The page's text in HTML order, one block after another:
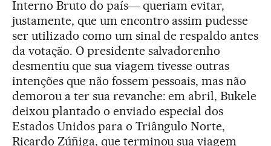
Interno Bruto do país― queriam evitar,
justamente, que um encontro assim pudesse
ser utilizado como um sinal de respaldo antes
da votação. O presidente salvadorenho
desmentiu que sua viagem tivesse outras
intenções que não fossem pessoais, mas não
demorou a ter sua revanche: em abril, Bukele
deixou plantado o enviado especial dos
Estados Unidos para o Triângulo Norte,
Ricardo Zúñiga, que terminou sua viagem